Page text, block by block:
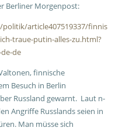
Berliner Morgenpost:
article407519337/finnis
traue-putin-alles-zu.html?
de
finnische
Besuch in Berlin
Russland gewarnt. Laut n-
Angriffe Russlands seien in
Man müsse sich